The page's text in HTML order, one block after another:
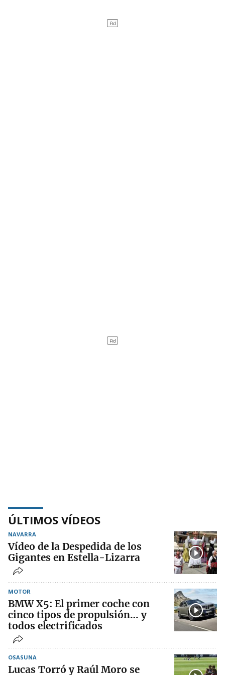
ÚLTIMOS VÍDEOS
NAVARRA
Vídeo de la Despedida de los
Gigantes en Estella-Lizarra
MOTOR
BMW X5: El primer coche con
cinco tipos de propulsión… y
todos electrificados
OSASUNA
Lucas Torró y Raúl Moro se